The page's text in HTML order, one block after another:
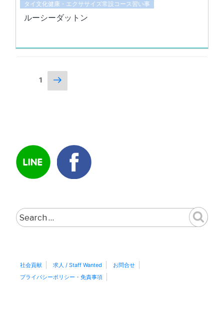
タイ文化健康・エクササイズ常設コース習い事
ルーシーダットン
Posts
Page1
Next
page
Search
for:
社会貢献 求人 / Staff Wanted
お問合せ
プライバシーポリシー・免責事項